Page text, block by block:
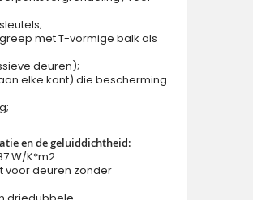
met T-vormige balk als
deuren);
elke kant) die bescherming
en de geluiddichtheid:
W/K*m2
voor deuren zonder